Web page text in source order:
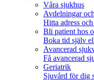
Våra sjukhus
Avdelningar
Hitta adress
Bli patient hos
Boka tid själv
Avancerad
Få avancerad
Geriatrik
Sjuvård för dig